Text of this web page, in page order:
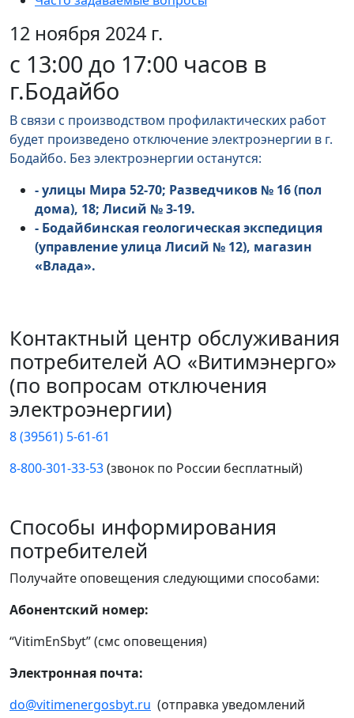
12 ноября 2024 г.
с 13:00 до 17:00 часов в
г.Бодайбо
В связи с производством профилактических работ
будет произведено отключение электроэнергии в г.
Бодайбо. Без электроэнергии останутся:
- улицы Мира 52-70; Разведчиков № 16 (пол
дома), 18; Лисий № 3-19.
- Бодайбинская геологическая экспедиция
(управление улица Лисий № 12), магазин
«Влада».
Контактный центр обслуживания
потребителей АО «Витимэнерго»
(по вопросам отключения
электроэнергии)
8 (39561) 5-61-61
8-800-301-33-53(звонок по России бесплатный)
Способы информирования
потребителей
Получайте оповещения следующими способами:
Абонентский номер:
“VitimEnSbyt” (смс оповещения)
Электронная почта:
do@vitimenergosbyt.ru (отправка уведомлений